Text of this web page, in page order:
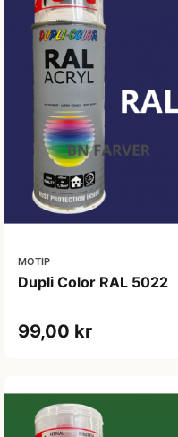
MOTIP
Dupli Color RAL 5022
99,00 kr